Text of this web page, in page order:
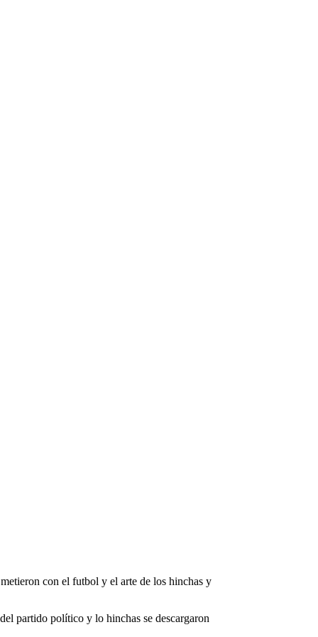
con el futbol y el arte de los hinchas y
partido político y lo hinchas se descargaron